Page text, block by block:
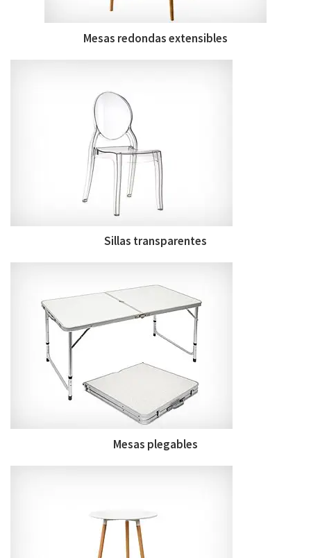
Mesas redondas extensibles
Sillas transparentes
Mesas plegables